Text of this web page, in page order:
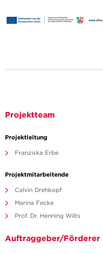
Projektteam
Projektleitung
Franziska Erbe
Projektmitarbeitende
Calvin Drehkopf
Marina Fecke
Prof. Dr. Henning Wilts
Auftraggeber/Förderer